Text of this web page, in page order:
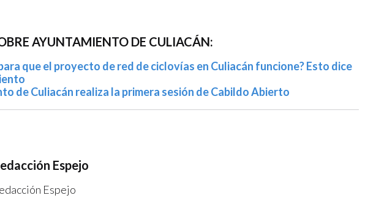
AYUNTAMIENTO DE CULIACÁN:
que el proyecto de red de ciclovías en Culiacán funcione? Esto dice
de Culiacán realiza la primera sesión de Cabildo Abierto
Espejo
Espejo